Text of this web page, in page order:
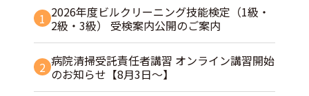
1 2026年度ビルクリーニング技能検定（1級・
2級・3級） 受検案内公開のご案内
2 病院清掃受託責任者講習 オンライン講習開始
のお知らせ【8月3日～】